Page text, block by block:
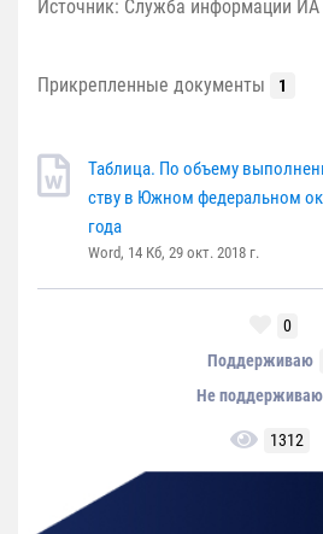
Источник: Служба информации
Прикрепленные документы 1
Таблица. По объему
ству в Южном федеральном
года
Word, 14 Кб, 29 окт. 2018 г.
0
Поддерживаю
Не поддерживаю
1312